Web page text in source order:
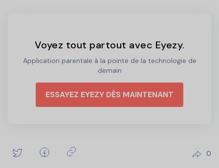
Voyez tout partout avec Eyezy.
Application parentale à la pointe de la technologie de
demain
ESSAYEZ EYEZY DÈS MAINTENANT
0